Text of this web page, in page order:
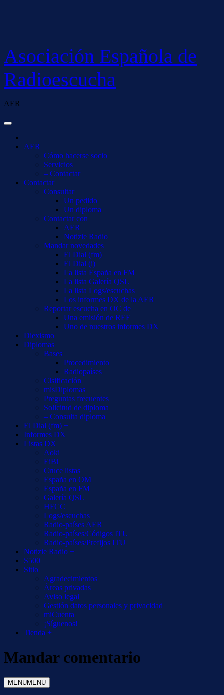
Asociación Española de
Radioescucha
AER
AER
Cómo hacerse socio
Servicios
– Contactar
Contactar
Consultar
Un pedido
Un diploma
Contactar con
AER
Notizie Radio
Mandar novedades
El Dial (fm)
El Dial (i)
La lista España en FM
La lista Galería QSL
La lista Logs/escuchas
Los informes DX de la AER
Reportar escucha en OC de
Una emisión de REE
Uno de nuestros informes DX
Diexismo
Diplomas
Bases
Procedimiento
Radiopaíses
Clsificación
misDiplomas
Preguntas frecuentes
Solicitud de diploma
– Consulta diploma
El Dial (fm) +
Informes DX
Listas DX
Aoki
EiBi
Cruce listas
España en OM
España en FM
Galería QSL
HFCC
Logs/escuchas
Radio-países AER
Radio-países/Códigos ITU
Radio-países/Prefijos ITU
Notizie Radio +
S500
Sitio
Agradecimientos
Áreas privadas
Aviso legal
Gestión datos personales y privacidad
miCuenta
¡Síguenos!
Tienda +
Mandar comentario
MENUMENU